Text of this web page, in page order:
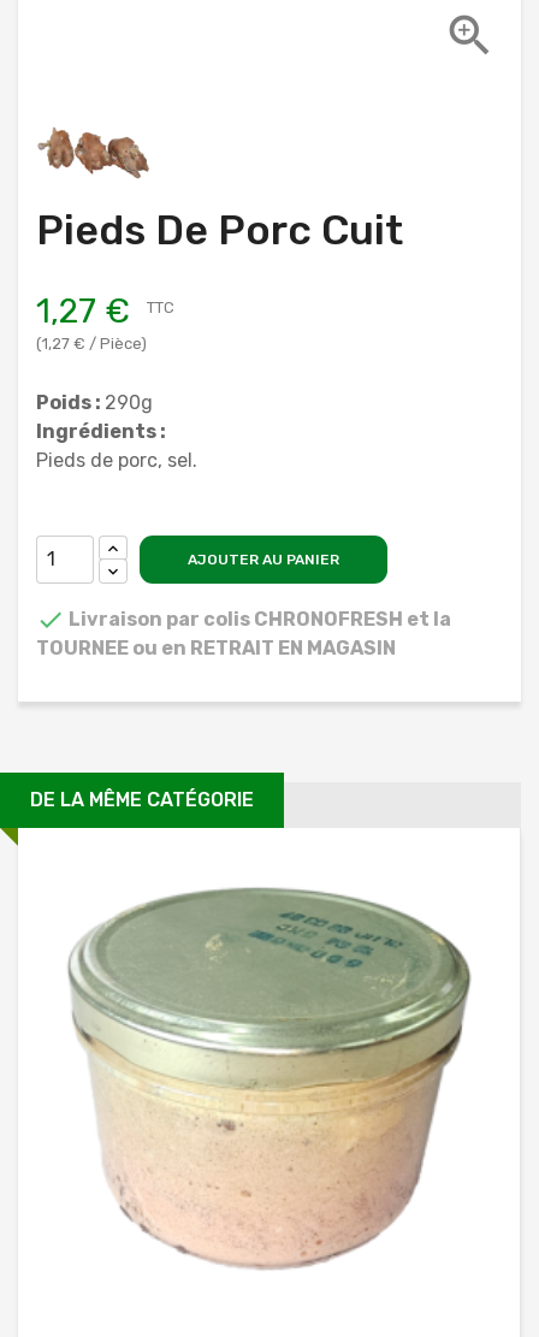

Pieds De Porc Cuit
1,27 €
(1,27 € / Pièce)
TTC
Poids : 290g
Ingrédients :
Pieds de porc, sel.
AJOUTER AU PANIER
 Livraison par colis CHRONOFRESH et la
TOURNEE ou en RETRAIT EN MAGASIN
DE LA MÊME CATÉGORIE